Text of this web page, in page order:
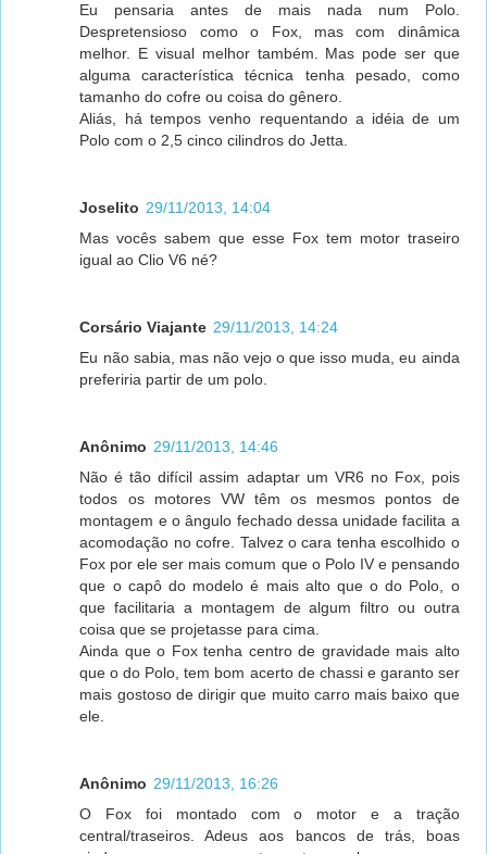
Eu pensaria antes de mais nada num Polo.
Despretensioso como o Fox, mas com dinâmica
melhor. E visual melhor também. Mas pode ser que
alguma característica técnica tenha pesado, como
tamanho do cofre ou coisa do gênero.
Aliás, há tempos venho requentando a idéia de um
Polo com o 2,5 cinco cilindros do Jetta.
Joselito 29/11/2013, 14:04
Mas vocês sabem que esse Fox tem motor traseiro
igual ao Clio V6 né?
Corsário Viajante 29/11/2013, 14:24
Eu não sabia, mas não vejo o que isso muda, eu ainda
preferiria partir de um polo.
Anônimo 29/11/2013, 14:46
Não é tão difícil assim adaptar um VR6 no Fox, pois
todos os motores VW têm os mesmos pontos de
montagem e o ângulo fechado dessa unidade facilita a
acomodação no cofre. Talvez o cara tenha escolhido o
Fox por ele ser mais comum que o Polo IV e pensando
que o capô do modelo é mais alto que o do Polo, o
que facilitaria a montagem de algum filtro ou outra
coisa que se projetasse para cima.
Ainda que o Fox tenha centro de gravidade mais alto
que o do Polo, tem bom acerto de chassi e garanto ser
mais gostoso de dirigir que muito carro mais baixo que
ele.
Anônimo 29/11/2013, 16:26
O Fox foi montado com o motor e a tração
central/traseiros. Adeus aos bancos de trás, boas